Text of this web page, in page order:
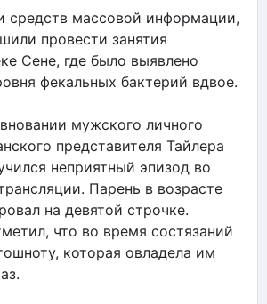
средств массовой информации,
провести занятия
Сене, где было выявлено
фекальных бактерий вдвое.
мужского личного
представителя Тайлера
неприятный эпизод во
Парень в возрасте
на девятой строчке.
что во время состязаний
которая овладела им